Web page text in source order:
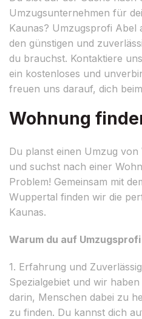
Umzugsunternehmen für
Kaunas? Umzugsprofi Abel
den günstigen und
du brauchst. Kontaktiere
ein kostenloses und
freuen uns darauf, dich
Wohnung
Du planst einen Umzug
und suchst nach einer
Problem! Gemeinsam mit
Wuppertal finden wir die
Kaunas.
Warum du auf
1. Erfahrung und
Spezialgebiet und wir
darin, Menschen dabei zu
zu finden. Du kannst dich